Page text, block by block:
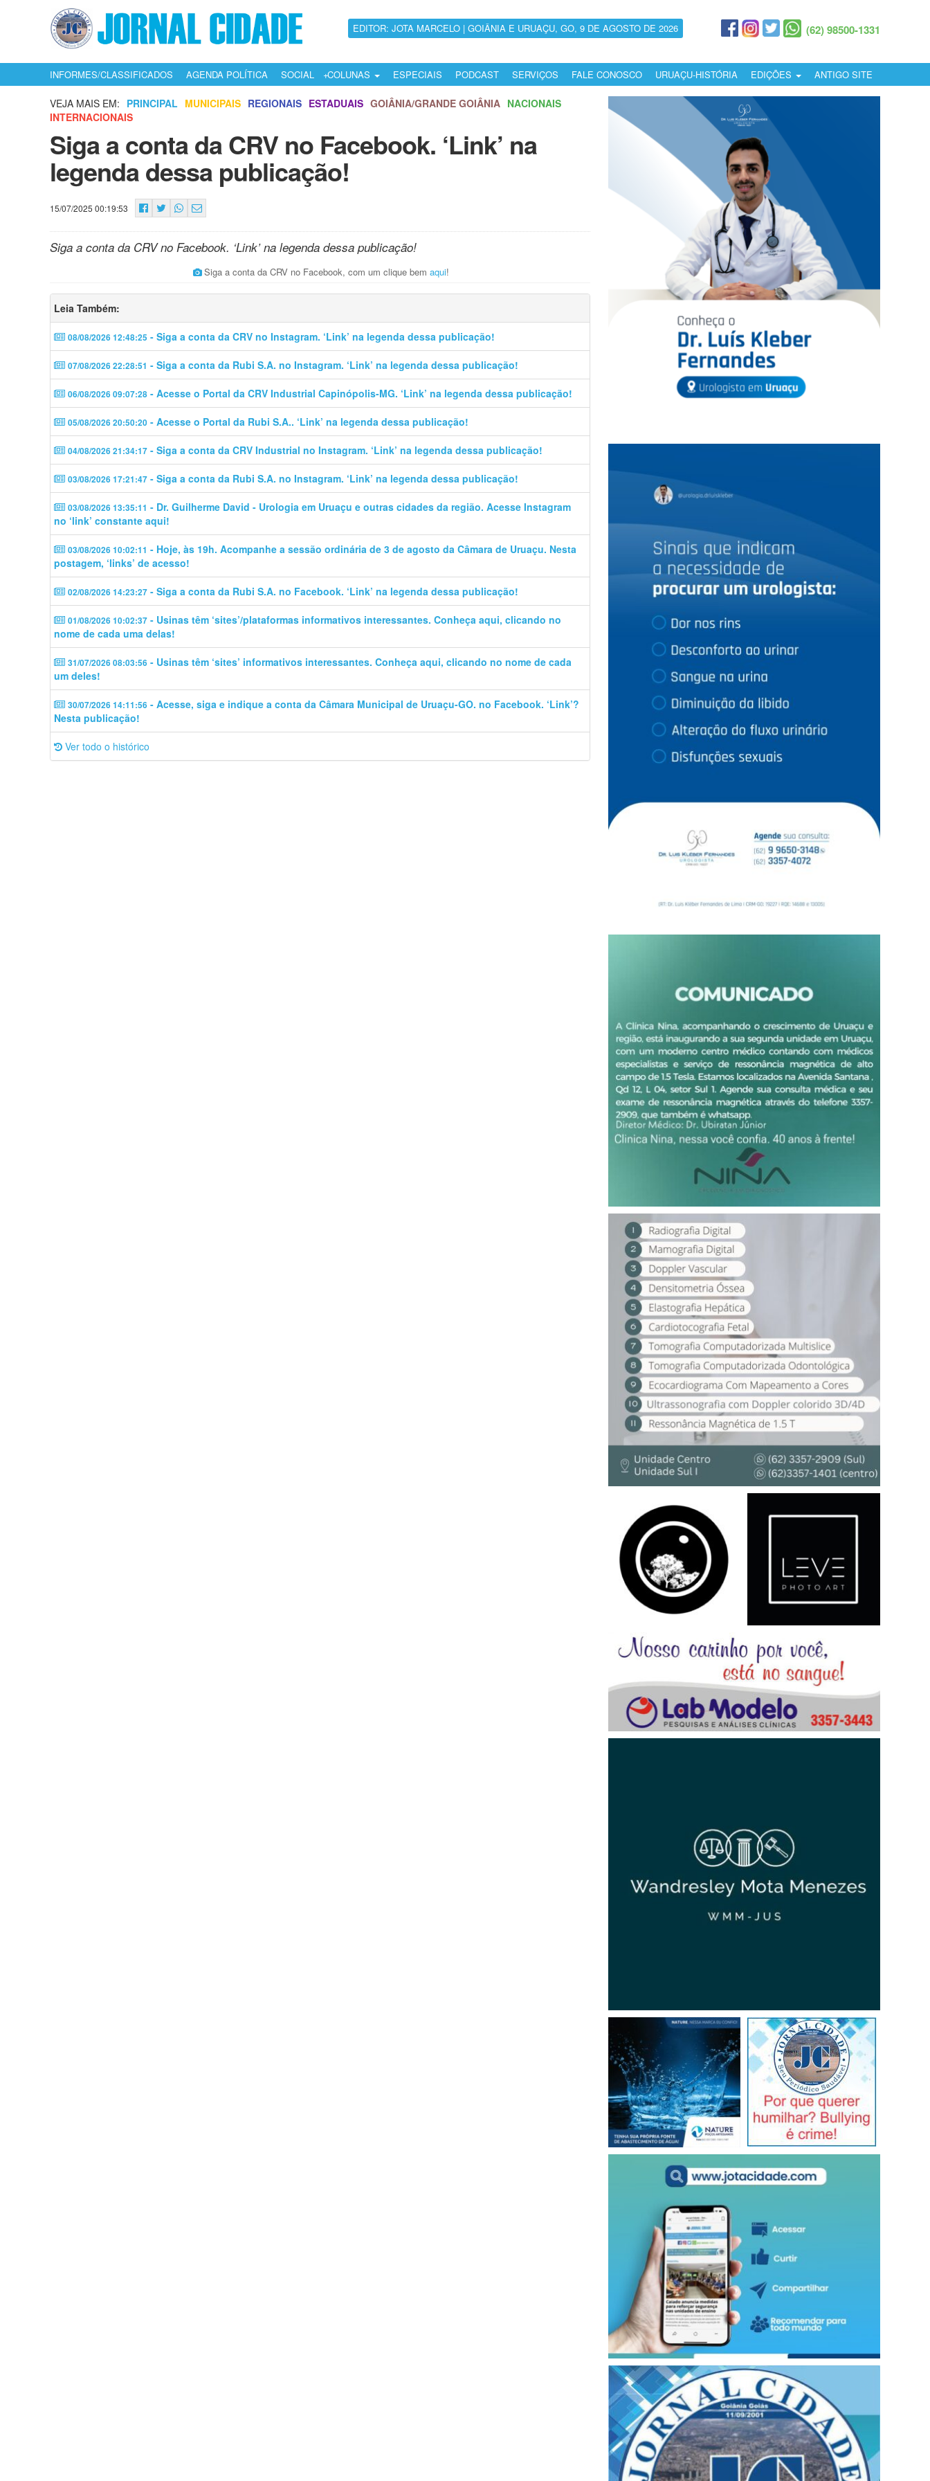
EDITOR: JOTA MARCELO | GOIÂNIA E URUAÇU, GO, 9 DE AGOSTO DE 2026 (62) 98500-1331
INFORMES/CLASSIFICADOS AGENDA POLÍTICA SOCIAL COLUNAS ESPECIAIS PODCAST SERVIÇOS FALE CONOSCO URUAÇU-HISTÓRIA EDIÇÕES ANTIGO SITE
VEJA MAIS EM: PRINCIPAL MUNICIPAIS REGIONAIS ESTADUAIS GOIÂNIA/GRANDE GOIÂNIA NACIONAIS
INTERNACIONAIS
Siga a conta da CRV no Facebook. ‘Link’ na
legenda dessa publicação!
15/07/2025 00:19:53
Siga a conta da CRV no Facebook. ‘Link’ na legenda dessa publicação!
Siga a conta da CRV no Facebook, com um clique bem aqui!
Leia Também:
08/08/2026 12:48:25 - Siga a conta da CRV no Instagram. ‘Link’ na legenda dessa publicação!
07/08/2026 22:28:51 - Siga a conta da Rubi S.A. no Instagram. ‘Link’ na legenda dessa publicação!
06/08/2026 09:07:28 - Acesse o Portal da CRV Industrial Capinópolis-MG. ‘Link’ na legenda dessa publicação!
05/08/2026 20:50:20 - Acesse o Portal da Rubi S.A.. ‘Link’ na legenda dessa publicação!
04/08/2026 21:34:17 - Siga a conta da CRV Industrial no Instagram. ‘Link’ na legenda dessa publicação!
03/08/2026 17:21:47 - Siga a conta da Rubi S.A. no Instagram. ‘Link’ na legenda dessa publicação!
03/08/2026 13:35:11 - Dr. Guilherme David - Urologia em Uruaçu e outras cidades da região. Acesse Instagram
no ‘link’ constante aqui!
03/08/2026 10:02:11 - Hoje, às 19h. Acompanhe a sessão ordinária de 3 de agosto da Câmara de Uruaçu. Nesta
postagem, ‘links’ de acesso!
02/08/2026 14:23:27 - Siga a conta da Rubi S.A. no Facebook. ‘Link’ na legenda dessa publicação!
01/08/2026 10:02:37 - Usinas têm ‘sites’/plataformas informativos interessantes. Conheça aqui, clicando no
nome de cada uma delas!
31/07/2026 08:03:56 - Usinas têm ‘sites’ informativos interessantes. Conheça aqui, clicando no nome de cada
um deles!
30/07/2026 14:11:56 - Acesse, siga e indique a conta da Câmara Municipal de Uruaçu-GO. no Facebook. ‘Link’?
Nesta publicação!
Ver todo o histórico